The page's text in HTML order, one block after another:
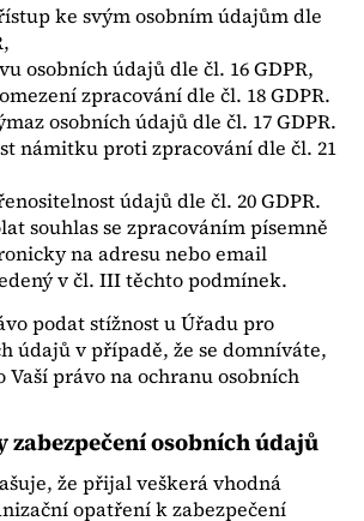
ke svým osobním údajům dle
osobních údajů dle čl. 16 GDPR,
zpracování dle čl. 18 GDPR.
osobních údajů dle čl. 17 GDPR.
námitku proti zpracování dle čl. 21
údajů dle čl. 20 GDPR.
souhlas se zpracováním písemně
na adresu nebo email
v čl. III těchto podmínek.
podat stížnost u Úřadu pro
údajů v případě, že se domníváte,
Vaší právo na ochranu osobních
zabezpečení osobních údajů
že přijal veškerá vhodná
opatření k zabezpečení